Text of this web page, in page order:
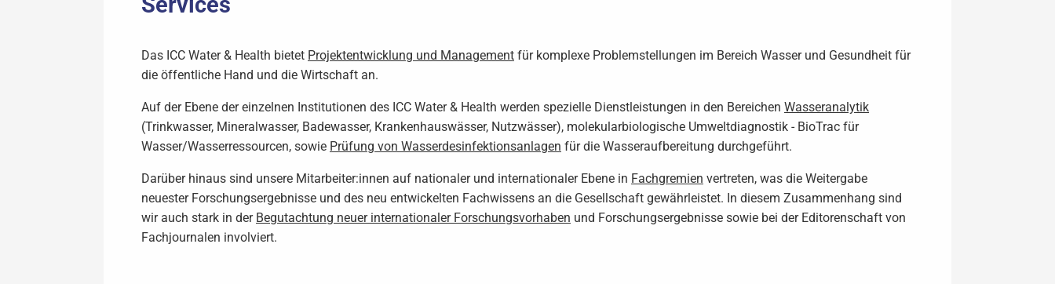
Das ICC Water & Health bietet Projektentwicklung und Management für komplexe Problemstellungen im Bereich Wasser und Gesundheit für
die öffentliche Hand und die Wirtschaft an.
Auf der Ebene der einzelnen Institutionen des ICC Water & Health werden spezielle Dienstleistungen in den Bereichen Wasseranalytik
(Trinkwasser, Mineralwasser, Badewasser, Krankenhauswässer, Nutzwässer), molekularbiologische Umweltdiagnostik - BioTrac für
Wasser/Wasserressourcen, sowie Prüfung von Wasserdesinfektionsanlagen für die Wasseraufbereitung durchgeführt.
Darüber hinaus sind unsere Mitarbeiter:innen auf nationaler und internationaler Ebene in Fachgremien vertreten, was die Weitergabe
neuester Forschungsergebnisse und des neu entwickelten Fachwissens an die Gesellschaft gewährleistet. In diesem Zusammenhang sind
wir auch stark in der Begutachtung neuer internationaler Forschungsvorhaben und Forschungsergebnisse sowie bei der Editorenschaft von
Fachjournalen involviert.